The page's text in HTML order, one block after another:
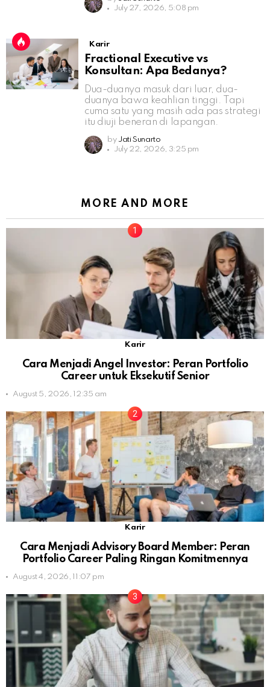
July 27, 2026, 5:08 pm
Karir
Fractional Executive vs
Konsultan: Apa Bedanya?
Dua-duanya masuk dari luar, dua-
duanya bawa keahlian tinggi. Tapi
cuma satu yang masih ada pas strategi
itu diuji beneran di lapangan.
by Jati Sunarto
July 22, 2026, 3:25 pm
MORE AND MORE
Karir
Cara Menjadi Angel Investor: Peran Portfolio
Career untuk Eksekutif Senior
August 5, 2026, 12:35 am
Karir
Cara Menjadi Advisory Board Member: Peran
Portfolio Career Paling Ringan Komitmennya
August 4, 2026, 11:07 pm